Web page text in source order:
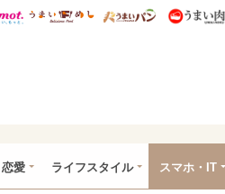
あ総研 ディズニー特集
mimot. うまいめし うまいパン
恋愛 ライフスタイル スマホ・IT